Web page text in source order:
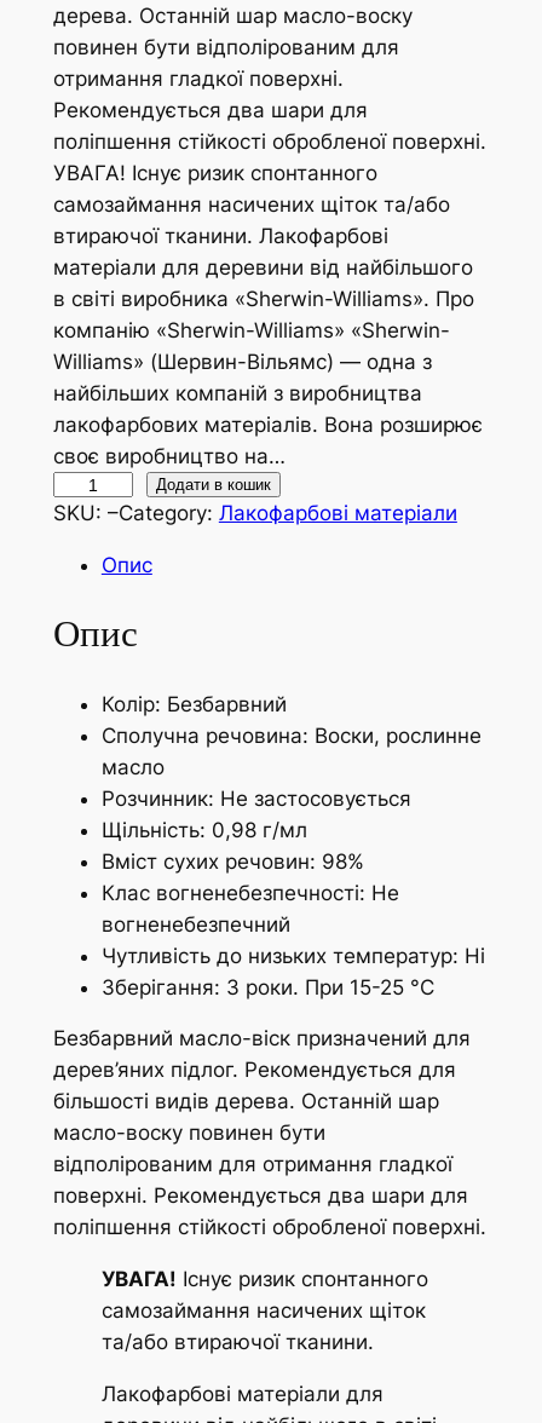
дерева. Останній шар масло-воску
повинен бути відполірованим для
отримання гладкої поверхні.
Рекомендується два шари для
поліпшення стійкості обробленої поверхні.
УВАГА! Існує ризик спонтанного
самозаймання насичених щіток та/або
втираючої тканини. Лакофарбові
матеріали для деревини від найбільшого
в світі виробника «Sherwin-Williams». Про
компанію «Sherwin-Williams» «Sherwin-
Williams» (Шервин-Вільямс) — одна з
найбільших компаній з виробництва
лакофарбових матеріалів. Вона розширює
своє виробництво на…
а
-
e
r
w
i
n
-
W
Додати в кошик
SKU: –Category: Лакофарбові матеріали
Опис
Опис
Колір: Безбарвний
Сполучна речовина: Воски, рослинне
масло
Розчинник: Не застосовується
Щільність: 0,98 г/мл
Вміст сухих речовин: 98%
Клас вогненебезпечності: Не
вогненебезпечний
Чутливість до низьких температур: Ні
Зберігання: 3 роки. При 15-25 °C
Безбарвний масло-віск призначений для
дерев’яних підлог. Рекомендується для
більшості видів дерева. Останній шар
масло-воску повинен бути
відполірованим для отримання гладкої
поверхні. Рекомендується два шари для
поліпшення стійкості обробленої поверхні.
УВАГА! Існує ризик спонтанного
самозаймання насичених щіток
та/або втираючої тканини.
Лакофарбові матеріали для